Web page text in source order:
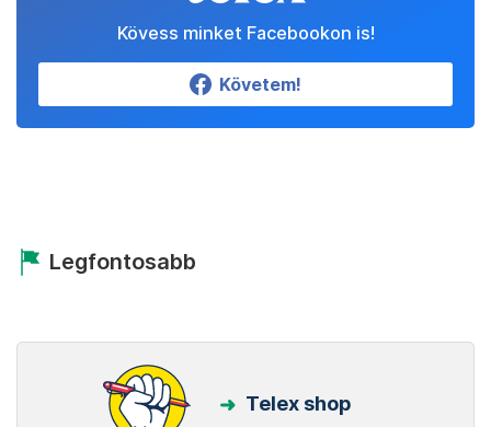
Kövess minket Facebookon is!
Követem!
Legfontosabb
Telex shop